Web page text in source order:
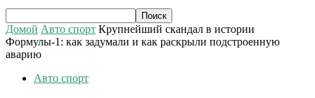
Домой Авто спорт Крупнейший скандал в истории
Формулы-1: как задумали и как раскрыли подстроенную
аварию
Авто спорт